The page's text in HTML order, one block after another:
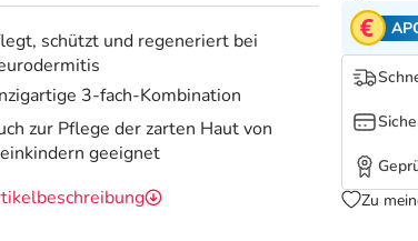
schützt und regeneriert bei
3-fach-Kombination
zur Pflege der zarten Haut von
geeignet
Zu